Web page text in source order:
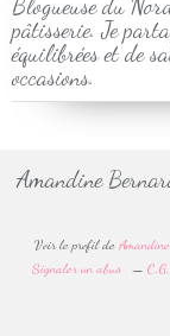
pâtisserie. Je
équilibrées et de
occasions.
Amandine
Voir le profil de
Signaler un abus